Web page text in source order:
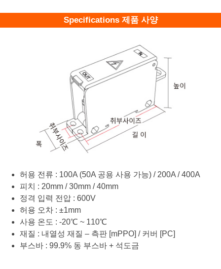
Specifications 제품 사양
허용 전류 : 100A (50A 공용 사용 가능) / 200A / 400A
피치 : 20mm / 30mm / 40mm
정격 입력 전압 : 600V
허용 오차 : ±1mm
사용 온도 : -20℃ ~ 110℃
재질 : 내열성 재질 – 측판 [mPPO] / 커버 [PC]
부스바 : 99.9% 동 부스바 + 석도금